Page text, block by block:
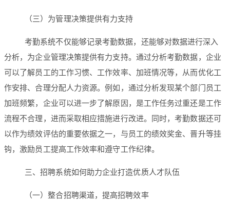
（三）为管理决策提供有力支持
考勤系统不仅能够记录考勤数据，还能够对数据进行深入
分析，为企业管理决策提供有力支持。通过分析考勤数据，企业
可以了解员工的工作习惯、工作效率、加班情况等，从而优化工
作安排、合理分配人力资源。例如，通过分析发现某个部门员工
加班频繁，企业可以进一步了解原因，是工作任务过重还是工作
流程不合理，进而采取相应措施进行改进。同时，考勤数据还可
以作为绩效评估的重要依据之一，与员工的绩效奖金、晋升等挂
钩，激励员工提高工作效率和遵守工作纪律。
三、招聘系统如何助力企业打造优质人才队伍
（一）整合招聘渠道，提高招聘效率